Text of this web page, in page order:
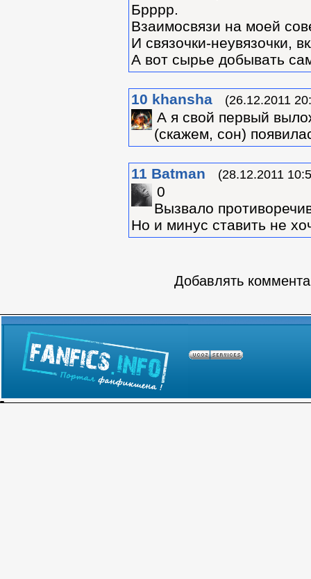
Брррр.
Взаимосвязи на моей
И связочки-неувязочки,
А вот сырье добывать
10 khansha (26.12.2011
А я свой первый
(скажем, сон)
11 Batman (28.12.2011
0
Вызвало
Но и минус ставить не
Добавлять